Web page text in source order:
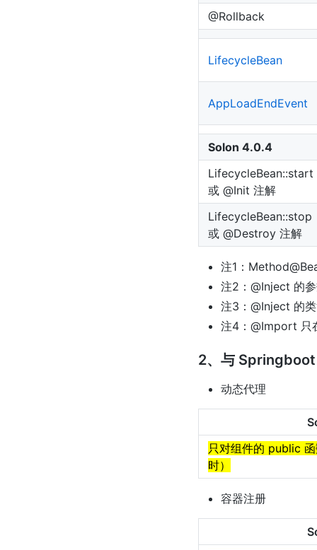
@Rollback
LifecycleBean
AppLoadEndEvent
Solon 4.0.4
LifecycleBean::start
或 @Init 注解
LifecycleBean::stop
或 @Destroy 注解
注1：
注2：@Inject 的
注3：@Inject 的
注4：@Import 只
2、与 Springboot
动态代理
只对组件的 public
时）
容器注册